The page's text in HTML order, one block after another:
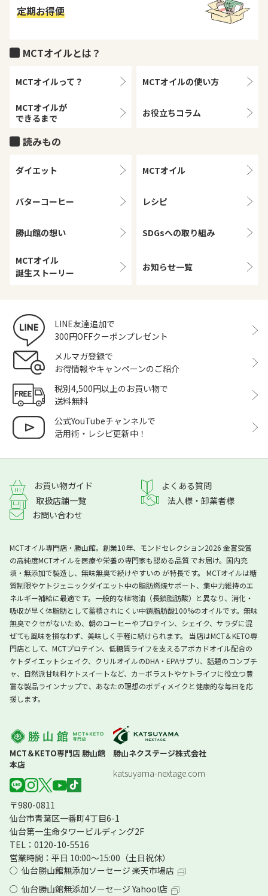
定期お得便
MCTオイルとは？
MCTオイルって？ MCTオイルの使い方
MCTオイルが
できるまで
お役立ちコラム
読みもの
ダイエット MCTオイル
バターコーヒー レシピ
勝山館の想い SDGsへの取り組み
MCTオイル
誕生ストーリー
お知らせ一覧
LINE友達追加で
300円OFFクーポンプレゼント
メルマガ登録で
お得情報やキャンペーンのご紹介
税別4,500円以上のお買い物で
送料無料
公式YouTubeチャンネルで
活用術・レシピ更新中！
お買い物ガイド
よくある質問
取扱店舗一覧
法人様・卸業者様
お問い合わせ
MCTオイル専門店・勝山館。創業10年、モンドセレクション2026 金賞受賞
の高純度MCTオイルを医療や栄養の専門家も認める品質 でお届け。国内充
填・無添加で製造し、無味無臭で続けやすいの が特長です。 MCTオイルは糖
質制限やケトジェニックダイエット中の脂肪燃焼サポート、集中力維持のエ
ネルギー補給に最適です。一般的な植物油（長鎖脂肪酸）と異なり、消化・
吸収が早く体脂肪として蓄積されにくい中鎖脂肪酸100%のオイルです。無味
無臭でクセがないため、朝のコーヒーやプロテイン、シェイク、サラダに混
ぜても風味を損なわず、美味しく手軽に続けられます。 当店はMCT＆KETO専
門店として、MCTプロテイン、低糖質ライフを支えるアボカドオイル配合の
ケトダイエットシェイク、クリルオイルのDHA・EPAサプリ、話題のコンブチ
ャ、自然派甘味料ケトスイートなど、カーボラストやケトライフに役立つ豊
富な製品ラインナップで、あなたの理想のボディメイクと健康的な毎日を応
援します。
MCT＆KETO専門店 勝山館
本店
勝山ネクステージ株式会社
katsuyama-nextage.com
〒980-0811
仙台市青葉区一番町4丁目6-1
仙台第一生命タワービルディング2F
TEL：0120-10-5516
営業時間：平日 10:00～15:00（土日祝休）
仙台勝山館無添加ソーセージ 楽天市場店
仙台勝山館無添加ソーセージ Yahoo!店